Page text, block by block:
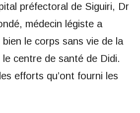
préfectoral de Siguiri, Dr
médecin légiste a
bien le corps sans vie de la
le centre de santé de Didi.
efforts qu’ont fourni les